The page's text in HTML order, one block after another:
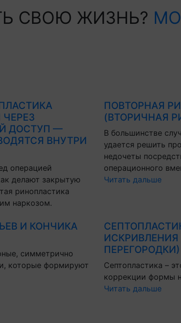
СВОЮ ЖИЗНЬ?
ДОСТУП —
ВНУТРИ
операцией
делают закрытую
ринопластика
наркозом.
ПОВТОРНАЯ
(ВТОРИЧНАЯ
В большинстве
удается решить
недочеты
операционного
Читать дальше
И КОНЧИКА
симметрично
которые формируют
ПЕРЕГОРОДКИ)
Септопластика –
коррекции формы
Читать дальше